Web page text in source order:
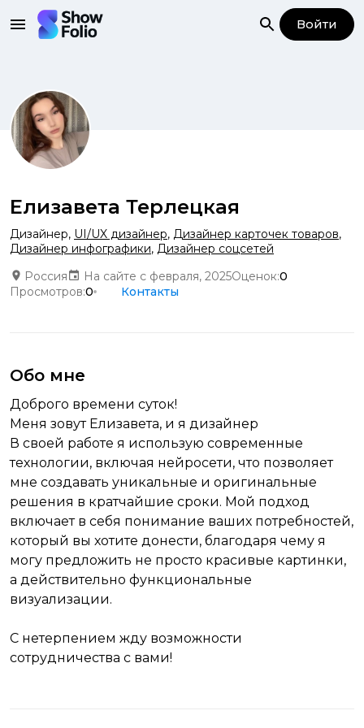
Войти
Елизавета Терлецкая
Дизайнер, UI/UX дизайнер, Дизайнер карточек товаров,
Дизайнер инфографики, Дизайнер соцсетей
Россия
На сайте с февраля, 2025Оценок:0
Просмотров:0 Контакты
Обо мне
Доброго времени суток!
Меня зовут Елизавета, и я дизайнер
В своей работе я использую современные
технологии, включая нейросети, что позволяет
мне создавать уникальные и оригинальные
решения в кратчайшие сроки. Мой подход
включает в себя понимание ваших потребностей,
который вы хотите донести, благодаря чему я
могу предложить не просто красивые картинки,
а действительно функциональные
визуализации.
С нетерпением жду возможности
сотрудничества с вами!